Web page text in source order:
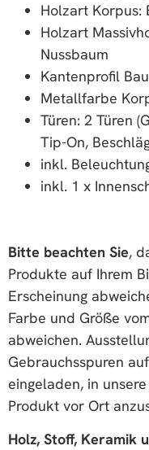
Holzart Korpus:
Holzart
Nussbaum
Kantenprofil
Metallfarbe
Türen: 2 Türen
Tip-On,
inkl.
inkl. 1 x
Bitte beachten Sie,
Produkte auf Ihrem
Erscheinung
Farbe und Größe
abweichen.
Gebrauchsspuren
eingeladen, in
Produkt vor Ort
Holz, Stoff, Keramik